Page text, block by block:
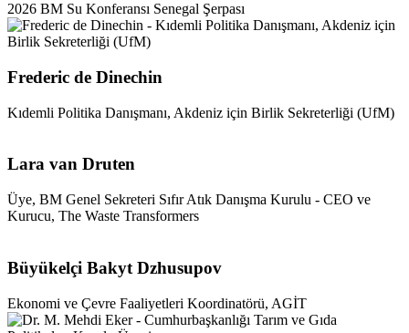
2026 BM Su Konferansı Senegal Şerpası
Frederic de Dinechin
Kıdemli Politika Danışmanı, Akdeniz için Birlik Sekreterliği (UfM)
Lara van Druten
Üye, BM Genel Sekreteri Sıfır Atık Danışma Kurulu - CEO ve
Kurucu, The Waste Transformers
Büyükelçi Bakyt Dzhusupov
Ekonomi ve Çevre Faaliyetleri Koordinatörü, AGİT